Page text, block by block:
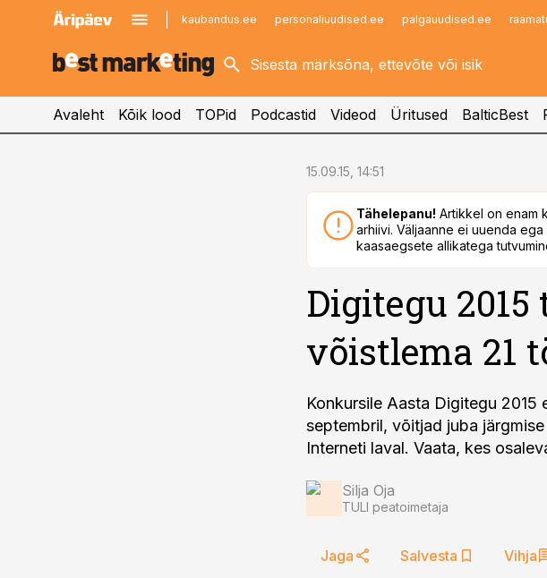
kaubandus.ee personaliuudised.ee palgauudised.ee
kinnisvarauudised.ee
logistikauudised.ee
imelineajalugu.ee
Infopank
Avaleht Kõik lood TOPid Podcastid Videod Üritused BalticBest
15.09.15, 14:51
Tähelepanu! Artikkel on enam
arhiivi. Väljaanne ei uuenda
kaasaegsete allikatega
Digitegu
võistlema 21
Konkursile Aasta Digitegu 2015
septembril, võitjad juba
Interneti laval. Vaata, kes
Silja Oja
TULI peatoimetaja
Jaga Salvesta Vihja